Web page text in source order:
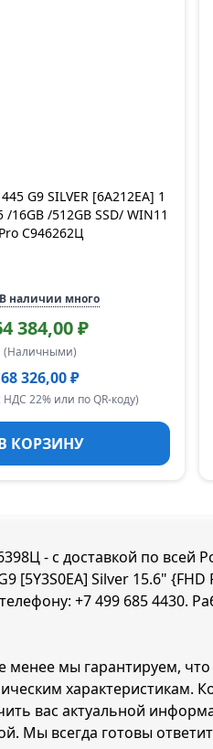
G9 SILVER [6A212EA] 1
/16GB /512GB SSD/ WIN11
Pro C946262Ц
В наличии много
384,00 ₽
(Наличными)
68 326,00 ₽
НДС 22% или по QR-коду)
КОРЗИНУ
- с доставкой по всей
[5Y3S0EA] Silver 15.6"
+7 499 685 4430.
мы гарантируем, что
характеристикам.
вас актуальной
Мы всегда готовы